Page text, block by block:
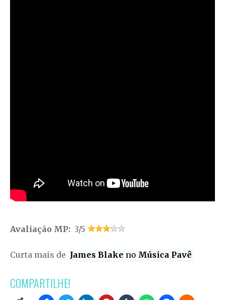
Avaliação MP: 3/5
Curta mais de James Blake no Música Pavê
COMPARTILHE!